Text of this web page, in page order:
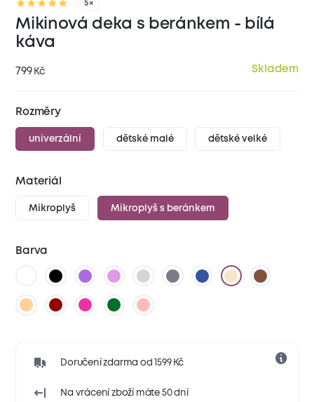
5×
Mikinová deka s beránkem - bílá
káva
799 Kč Skladem
Rozměry
univerzální dětské malé dětské velké
Materiál
Mikroplyš Mikroplyš s beránkem
Barva
Doručení zdarma od 1599 Kč
Na vrácení zboží máte 50 dní